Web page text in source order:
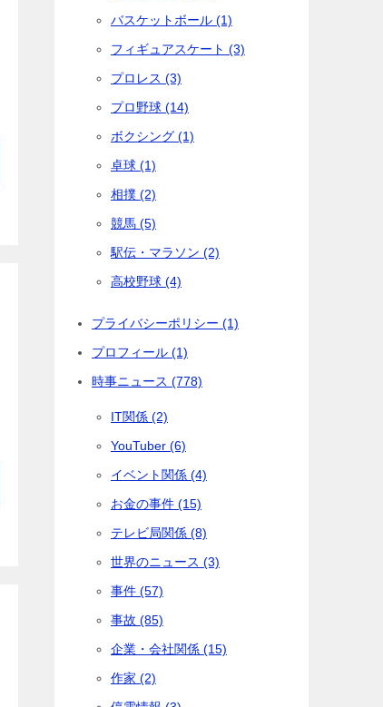
バスケットボール (1)
フィギュアスケート (3)
プロレス (3)
プロ野球 (14)
ボクシング (1)
卓球 (1)
相撲 (2)
競馬 (5)
駅伝・マラソン (2)
高校野球 (4)
プライバシーポリシー (1)
プロフィール (1)
時事ニュース (778)
IT関係 (2)
YouTuber (6)
イベント関係 (4)
お金の事件 (15)
テレビ局関係 (8)
世界のニュース (3)
事件 (57)
事故 (85)
企業・会社関係 (15)
作家 (2)